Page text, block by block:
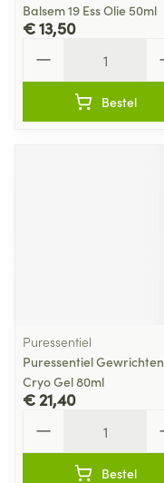
Balsem 19 Ess Olie 50ml
€ 13,50
Bestel
Puressentiel
Puressentiel Gewrichten
Cryo Gel 80ml
€ 21,40
Bestel